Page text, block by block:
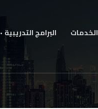
الخدمات البرامج التدريبية